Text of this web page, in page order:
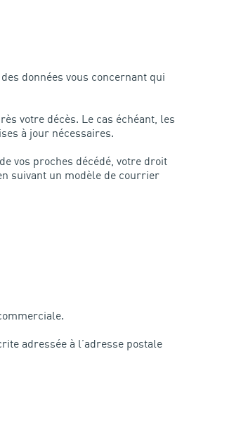
données vous concernant qui
votre décès. Le cas échéant, les
à jour nécessaires.
vos proches décédé, votre droit
suivant un modèle de courrier
adressée à l’adresse postale